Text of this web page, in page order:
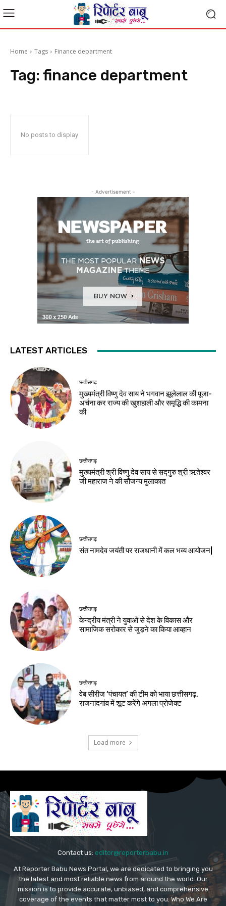
Home Tags Finance department
Tag: finance department
No posts to display
- Advertisement -
LATEST ARTICLES
छत्तीसगढ़
मुख्यमंत्री विष्णु देव साय ने भगवान झूलेलाल की पूजा-
अर्चना कर राज्य की खुशहाली और समृद्धि की कामना
की
छत्तीसगढ़
मुख्यमंत्री श्री विष्णु देव साय से सद्गुरु श्री ऋतेश्वर
जी महाराज ने की सौजन्य मुलाकात
छत्तीसगढ़
संत नामदेव जयंती पर राजधानी में कल भव्य आयोजन|
छत्तीसगढ़
केन्द्रीय मंत्री ने युवाओं से देश के विकास और
सामाजिक सरोकार से जुड़ने का किया आव्हान
छत्तीसगढ़
वेब सीरीज ‘पंचायत’ की टीम को भाया छत्तीसगढ़,
राजनांदगांव में शूट करेंगे अगला प्रोजेक्ट
Load more
Contact us: editor@reporterbabu.in
At Reporter Babu News Portal, we are dedicated to bringing you
the latest and most reliable news from around the world. Our
mission is to provide accurate, unbiased, and comprehensive
coverage of the events that matter most to you. Who We Are